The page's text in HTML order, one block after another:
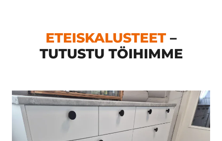
ETEISKALUSTEET –
TUTUSTU TÖIHIMME